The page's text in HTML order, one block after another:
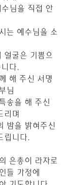
님을 직접 안
는 예수님을 소
얼굴은 기쁨으
다.
해 주신 서명
님
송을 해 주신
리며
밤을 밝혀주신
립니다.
은총이 라자로
들 가정에